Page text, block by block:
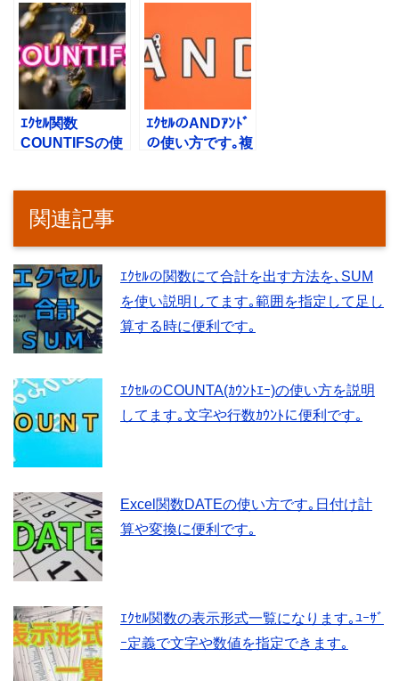
にて範囲内をｶｳﾝ
ﾄできます｡
きます。
ｴｸｾﾙ関数
COUNTIFSの使
ｴｸｾﾙのANDｱﾝﾄﾞ
の使い方です｡複
関連記事
ｴｸｾﾙの関数にて合計を出す方法を､SUM
を使い説明してます｡範囲を指定して足し
算する時に便利です｡
ｴｸｾﾙのCOUNTA(ｶｳﾝﾄｴｰ)の使い方を説明
してます｡文字や行数ｶｳﾝﾄに便利です｡
Excel関数DATEの使い方です｡日付け計
算や変換に便利です｡
ｴｸｾﾙ関数の表示形式一覧になります｡ﾕｰｻﾞ
ｰ定義で文字や数値を指定できます｡